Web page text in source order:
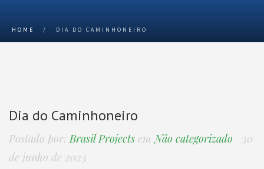
HOME / DIA DO CAMINHONEIRO
Dia do Caminhoneiro
Postado por: Brasil Projects em Não categorizado
30
de junho de 2023